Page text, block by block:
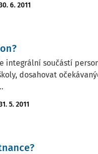
6. 2011
integrální součástí
dosahovat
5. 2011